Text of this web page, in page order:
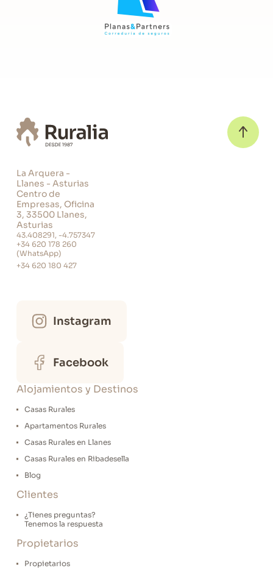
La Arquera -
Llanes - Asturias
Centro de
Empresas, Oficina
3, 33500 Llanes,
Asturias
43.408291, -4.757347
+34 620 178 260
(WhatsApp)
+34 620 180 427
Instagram
Facebook
Alojamientos y Destinos
Casas Rurales
Apartamentos Rurales
Casas Rurales en Llanes
Casas Rurales en Ribadesella
Blog
Clientes
¿Tienes preguntas?
Tenemos la respuesta
Propietarios
Propietarios